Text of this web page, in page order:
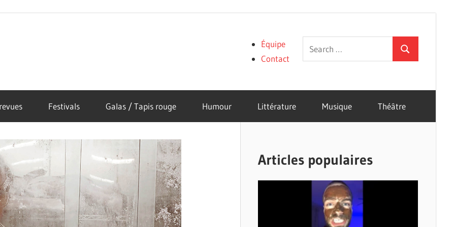
Search
for:
Search
Équipe
Contact
Festivals Galas / Tapis rouge Humour Littérature Musique Théâtre
Articles populaires